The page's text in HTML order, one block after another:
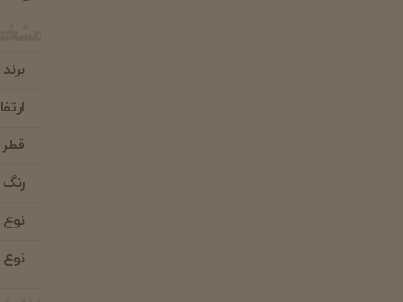
برند
قطر
نوع